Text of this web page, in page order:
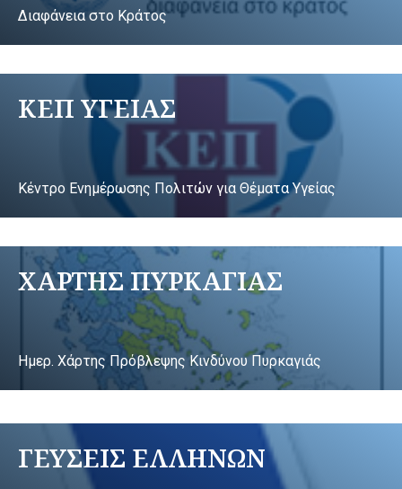
Διαφάνεια στο Κράτος
ΚΕΠ ΥΓΕΙΑΣ
Κέντρο Ενημέρωσης Πολιτών για Θέματα Υγείας
ΧΑΡΤΗΣ ΠΥΡΚΑΓΙΑΣ
Ημερ. Χάρτης Πρόβλεψης Κινδύνου Πυρκαγιάς
ΓΕΥΣΕΙΣ ΕΛΛΗΝΩΝ